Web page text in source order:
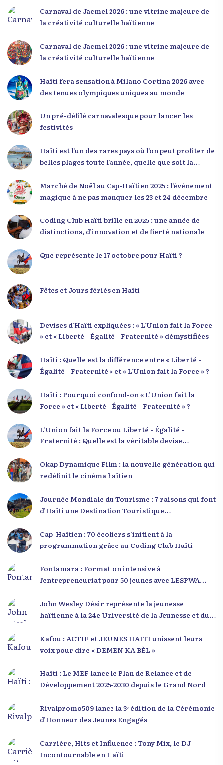
citoyen. Des messages forts pour la jeunesse Lors
de sa première intervention, intitulée « Jenès la
croire en leur potentiel et à rejeter toute forme
de fatalisme. Il a particulièrement insisté sur
pouvons pas résoudre un problème avec la
mentalité qui l’a créé. » Il a encouragé la jeunesse
sur la discipline, l’excellence et la responsabilité.
Le révérend a également rappelé que la jeunesse
du pays, et qu’un engagement structuré de
seulement 4 % d’entre eux pourrait modifier
seconde intervention, « Jenès la ak responsablite l
», a souligné le lien indissociable entre potentiel et
responsabilité. Le Dr Volcy a invité les jeunes à
devenir des acteurs de transformation dans leurs
communautés, à investir dans leur formation et à
développer un leadership intègre. Appel à un
Carnaval de Jacmel 2026 : une vitrine majeure de
la créativité culturelle haïtienne
Carnaval de Jacmel 2026 : une vitrine majeure de
la créativité culturelle haïtienne
Haïti fera sensation à Milano Cortina 2026 avec
des tenues olympiques uniques au monde
Un pré-défilé carnavalesque pour lancer les
festivités
Haïti est l’un des rares pays où l’on peut profiter de
belles plages toute l’année, quelle que soit la
Marché de Noël au Cap-Haïtien 2025 : l’événement
magique à ne pas manquer les 23 et 24 décembre
Coding Club Haïti brille en 2025 : une année de
distinctions, d’innovation et de fierté nationale
Que représente le 17 octobre pour Haïti ?
Fêtes et Jours fériés en Haïti
Devises d’Haïti expliquées : « L’Union fait la Force
» et « Liberté - Égalité - Fraternité » démystifiées
Haïti : Quelle est la différence entre « Liberté -
Égalité - Fraternité » et « L’Union fait la Force » ?
Haïti : Pourquoi confond-on « L’Union fait la
Force » et « Liberté - Égalité - Fraternité » ?
L’Union fait la Force ou Liberté - Égalité -
Fraternité : Quelle est la véritable devise
Okap Dynamique Film : la nouvelle génération qui
redéfinit le cinéma haïtien
Journée Mondiale du Tourisme : 7 raisons qui font
d’Haïti une Destination Touristique
Cap-Haïtien : 70 écoliers s’initient à la
programmation grâce au Coding Club Haïti
Fontamara : Formation intensive à
l’entrepreneuriat pour 50 jeunes avec LESPWA
John Wesley Désir représente la jeunesse
haïtienne à la 24e Université de la Jeunesse et du
Kafou : ACTIF et JEUNES HAITI unissent leurs
voix pour dire « DEMEN KA BÈL »
Haïti : Le MEF lance le Plan de Relance et de
Développement 2025-2030 depuis le Grand Nord
Rivalpromo509 lance la 3ᵉ édition de la Cérémonie
d’Honneur des Jeunes Engagés
Carrière, Hits et Influence : Tony Mix, le DJ
Incontournable en Haïti